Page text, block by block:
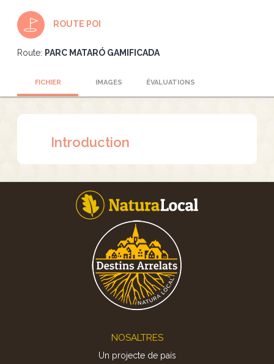
ROUTE POI
Route: PARC MATARÓ GAMIFICADA
FICHIER IMAGES ÉVALUATIONS
Introduction
NOSALTRES
Un projecte de país